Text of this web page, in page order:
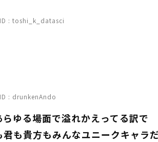
ID : toshi_k_datasci
ID : drunkenAndo
ゆる場面で溢れかえってる訳で
も貴方もみんなユニークキャラ